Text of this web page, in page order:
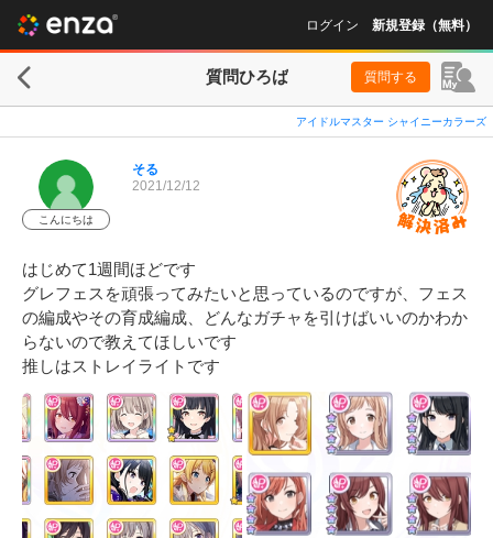
ログイン 新規登録（無料）
質問ひろば 質問する
アイドルマスター シャイニーカラーズ
こんにちは
そる
2021/12/12
はじめて1週間ほどです
グレフェスを頑張ってみたいと思っているのですが、フェス
の編成やその育成編成、どんなガチャを引けばいいのかわか
らないので教えてほしいです